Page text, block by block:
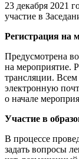
23 декабря 2021
участие в
Регистрация на
Предусмотрена
на мероприятие.
трансляции.
электронную
о начале
Участие в
В процессе
задать вопросы